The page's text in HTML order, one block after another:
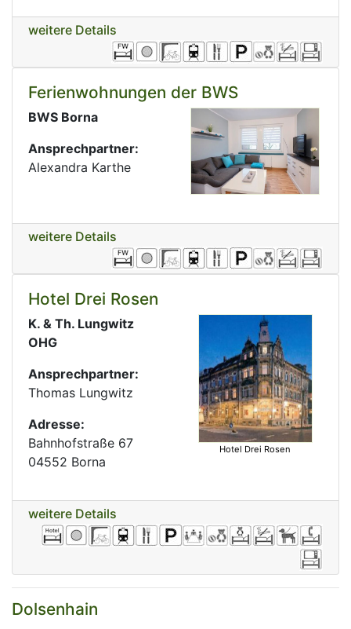
weitere Details
Ferienwohnungen der BWS
BWS Borna
Ansprechpartner:
Alexandra Karthe
weitere Details
Hotel Drei Rosen
K. & Th. Lungwitz
OHG
Ansprechpartner:
Thomas Lungwitz
Adresse:
Bahnhofstraße 67
04552 Borna
Hotel Drei Rosen
weitere Details
Dolsenhain